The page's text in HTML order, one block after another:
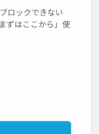
ロックできない
ずはここから」使